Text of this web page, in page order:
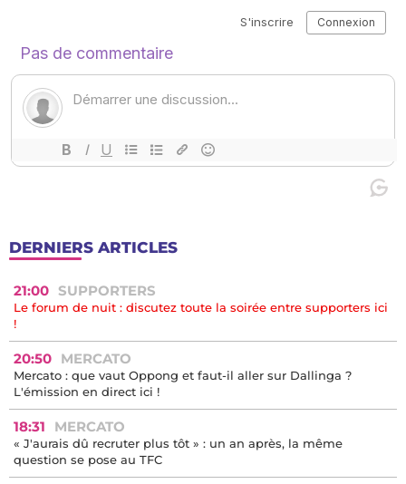
DERNIERS ARTICLES
21:00 SUPPORTERS
Le forum de nuit : discutez toute la soirée entre supporters ici
!
20:50 MERCATO
Mercato : que vaut Oppong et faut-il aller sur Dallinga ?
L'émission en direct ici !
18:31 MERCATO
« J'aurais dû recruter plus tôt » : un an après, la même
question se pose au TFC